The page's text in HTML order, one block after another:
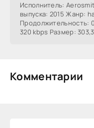
Исполнитель:
выпуска: 2015 Жанр:
Продолжительность:
320 kbps Размер:
Комментарии